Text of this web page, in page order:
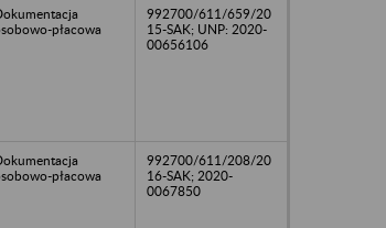
płacowa
992700/611/659/20
15-SAK; UNP: 2020-
00656106
płacowa
992700/611/208/20
16-SAK; 2020-
0067850